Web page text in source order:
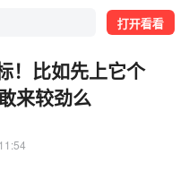
打开看看
！比如先上它个
来较劲么